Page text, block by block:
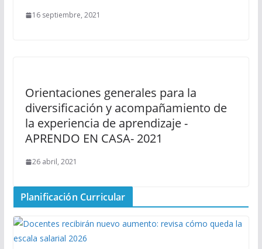
16 septiembre, 2021
Orientaciones generales para la
diversificación y acompañamiento de
la experiencia de aprendizaje -
APRENDO EN CASA- 2021
26 abril, 2021
Planificación Curricular